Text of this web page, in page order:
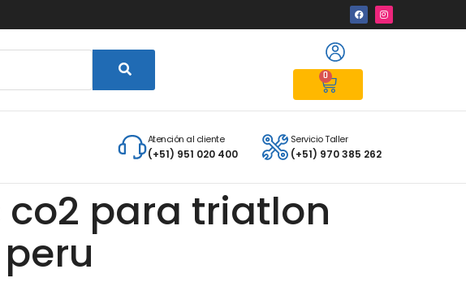
0
Atención al cliente
(+51) 951 020 400
Servicio Taller
(+51) 970 385 262
para triatlon